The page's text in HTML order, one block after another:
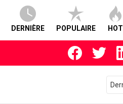
DERNIÈRE POPULAIRE HOT
facebooktwitter